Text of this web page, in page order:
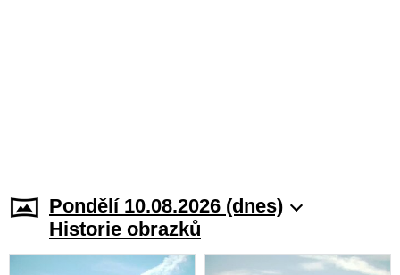
Pondělí 10.08.2026 (dnes)
Historie obrazků